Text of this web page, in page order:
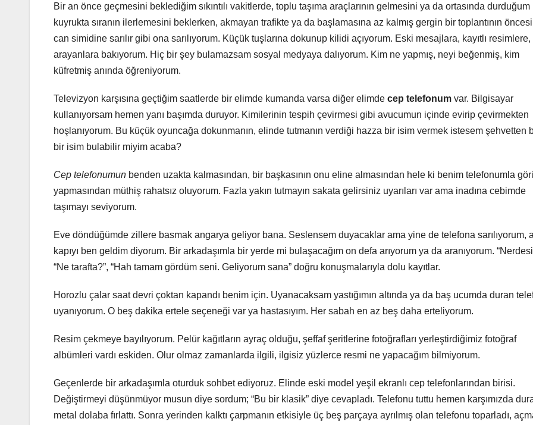
Bir an önce geçmesini beklediğim sıkıntılı vakitlerde, toplu taşıma araçlarının gelmesini ya da ortasında durduğum
kuyrukta sıranın ilerlemesini beklerken, akmayan trafikte ya da başlamasına az kalmış gergin bir toplantının
can simidine sarılır gibi ona sarılıyorum. Küçük tuşlarına dokunup kilidi açıyorum. Eski mesajlara, kayıtlı
arayanlara bakıyorum. Hiç bir şey bulamazsam sosyal medyaya dalıyorum. Kim ne yapmış, neyi beğenmiş, kim
küfretmiş anında öğreniyorum.
Televizyon karşısına geçtiğim saatlerde bir elimde kumanda varsa diğer elimde cep telefonum var. Bilgisayar
kullanıyorsam hemen yanı başımda duruyor. Kimilerinin tespih çevirmesi gibi avucumun içinde evirip çevirmekten
hoşlanıyorum. Bu küçük oyuncağa dokunmanın, elinde tutmanın verdiği hazza bir isim vermek istesem şehvetten
bir isim bulabilir miyim acaba?
Cep telefonumun benden uzakta kalmasından, bir başkasının onu eline almasından hele ki benim telefonumla
yapmasından müthiş rahatsız oluyorum. Fazla yakın tutmayın sakata gelirsiniz uyarıları var ama inadına cebimde
taşımayı seviyorum.
Eve döndüğümde zillere basmak angarya geliyor bana. Seslensem duyacaklar ama yine de telefona sarılıyorum,
kapıyı ben geldim diyorum. Bir arkadaşımla bir yerde mi bulaşacağım on defa arıyorum ya da aranıyorum.
“Ne tarafta?”, “Hah tamam gördüm seni. Geliyorum sana” doğru konuşmalarıyla dolu kayıtlar.
Horozlu çalar saat devri çoktan kapandı benim için. Uyanacaksam yastığımın altında ya da baş ucumda duran
uyanıyorum. O beş dakika ertele seçeneği var ya hastasıyım. Her sabah en az beş daha erteliyorum.
Resim çekmeye bayılıyorum. Pelür kağıtların ayraç olduğu, şeffaf şeritlerine fotoğrafları yerleştirdiğimiz fotoğraf
albümleri vardı eskiden. Olur olmaz zamanlarda ilgili, ilgisiz yüzlerce resmi ne yapacağım bilmiyorum.
Geçenlerde bir arkadaşımla oturduk sohbet ediyoruz. Elinde eski model yeşil ekranlı cep telefonlarından birisi.
Değiştirmeyi düşünmüyor musun diye sordum; “Bu bir klasik” diye cevapladı. Telefonu tuttu hemen karşımızda
metal dolaba fırlattı. Sonra yerinden kalktı çarpmanın etkisiyle üç beş parçaya ayrılmış olan telefonu toparladı,